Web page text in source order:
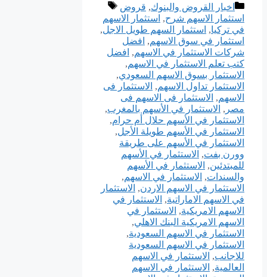
التصنيفات
اخبار القروض والبنوك, قروض
الوسوم
استثمار الاسهم شرح, استثمار الاسهم
في تركيا, استثمار السهم طويل الاجل,
استثمار في سوق الاسهم, افضل
شركات الاستثمار في الاسهم, افضل
كتب تعلم الاستثمار في الاسهم,
الاستثمار بسوق الاسهم السعودي,
الاستثمار تداول الاسهم, الاستثمار فى
الاسهم, الاستثمار فى الاسهم فى
مصر , الاستثمار في الأسهم بالمغرب,
الاستثمار في الأسهم حلال أم حرام,
الاستثمار في الأسهم طويلة الأجل,
الاستثمار في الأسهم على طريقة
وورن بفت, الاستثمار في الأسهم
للمبتدئين, الاستثمار في الأسهم
والسندات, الاستثمار في الاسهم,
الاستثمار في الاسهم الاردن, الاستثمار
في الاسهم الاماراتية, الاستثمار في
الاسهم الامريكية, الاستثمار في
الاسهم الامريكية البنك الاهلي,
الاستثمار في الاسهم السعودية,
الاستثمار في الاسهم السعودية
للاجانب, الاستثمار في الاسهم
العالمية, الاستثمار في الاسهم